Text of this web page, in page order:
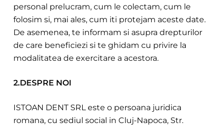
personal prelucram, cum le colectam, cum le
folosim si, mai ales, cum iti protejam aceste date.
De asemenea, te informam si asupra drepturilor
de care beneficiezi si te ghidam cu privire la
modalitatea de exercitare a acestora.
2.DESPRE NOI
ISTOAN DENT SRL este o persoana juridica
romana, cu sediul social in Cluj-Napoca, Str.